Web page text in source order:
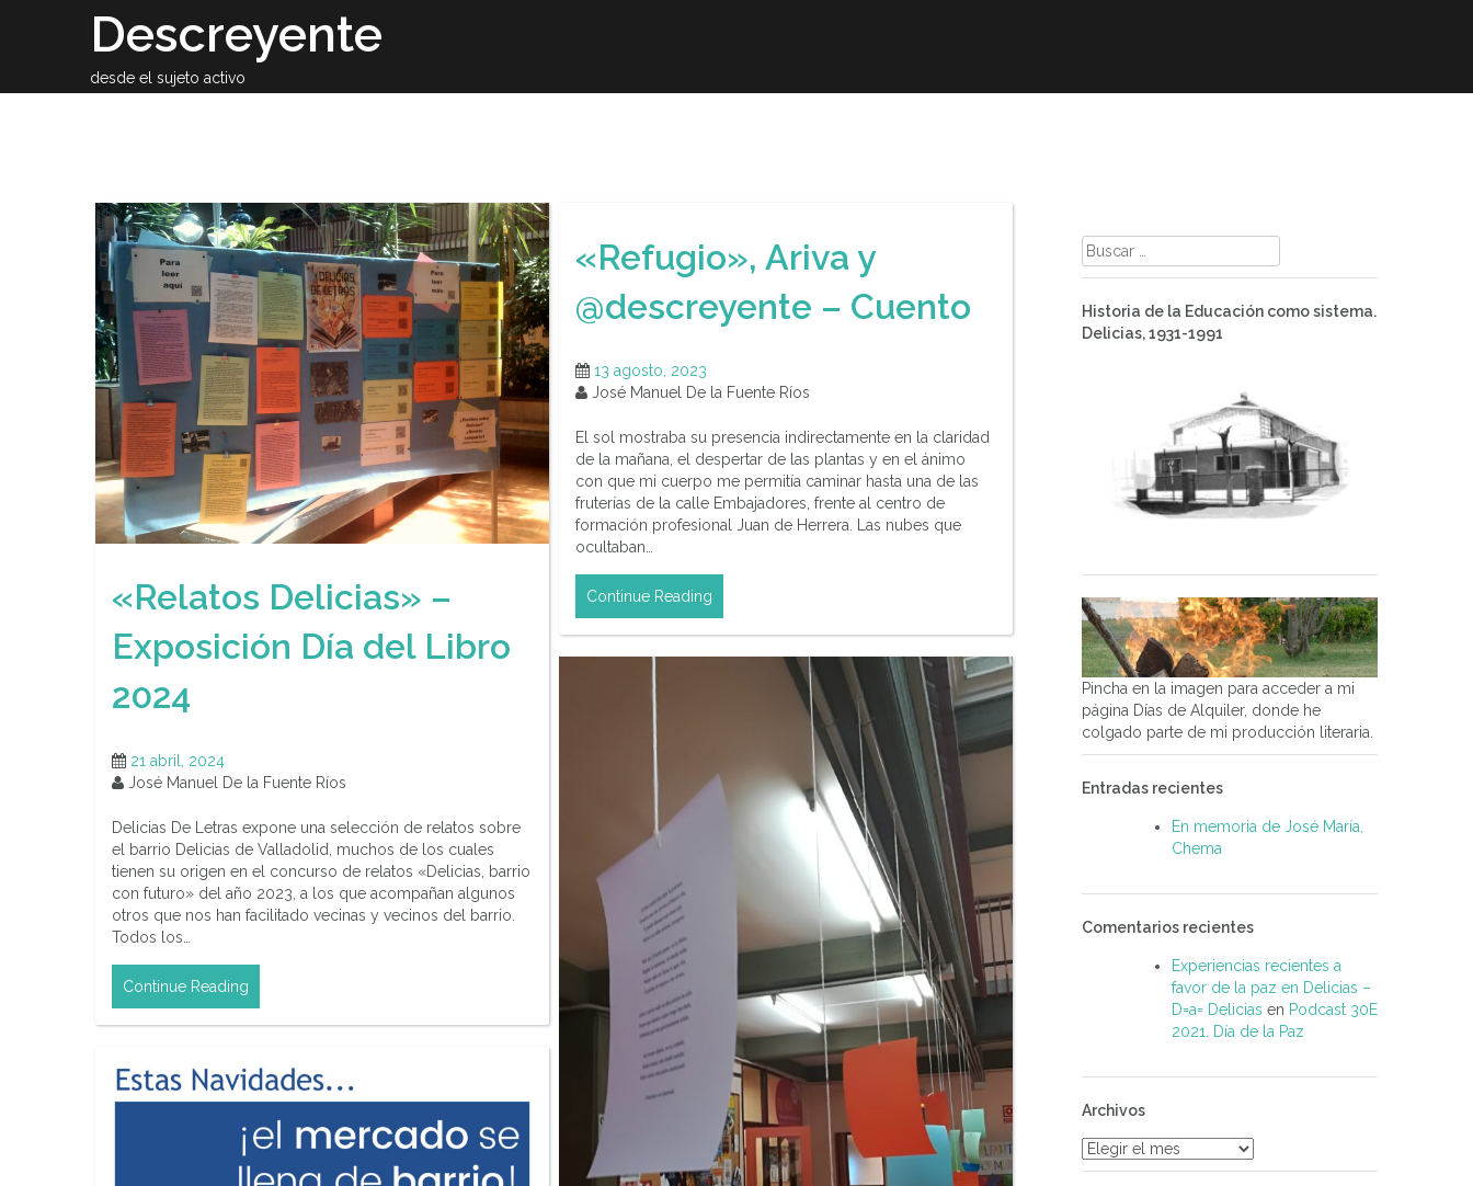
Descreyente
desde el sujeto activo
«Relatos Delicias» –
Exposición Día del Libro
2024
21 abril, 2024
José Manuel De la Fuente Ríos
Delicias De Letras expone una selección de relatos sobre
el barrio Delicias de Valladolid, muchos de los cuales
tienen su origen en el concurso de relatos «Delicias, barrio
con futuro» del año 2023, a los que acompañan algunos
otros que nos han facilitado vecinas y vecinos del barrio.
Todos los…
Continue Reading
«Refugio», Ariva y
@descreyente – Cuento
13 agosto, 2023
José Manuel De la Fuente Ríos
El sol mostraba su presencia indirectamente en la claridad
de la mañana, el despertar de las plantas y en el ánimo
con que mi cuerpo me permitía caminar hasta una de las
fruterías de la calle Embajadores, frente al centro de
formación profesional Juan de Herrera. Las nubes que
ocultaban…
Continue Reading
Buscar:
Historia de la Educación como sistema.
Delicias, 1931-1991
Pincha en la imagen para acceder a mi
página Días de Alquiler, donde he
colgado parte de mi producción literaria.
Entradas recientes
En memoria de José María,
Chema
Comentarios recientes
Experiencias recientes a
favor de la paz en Delicias –
D=a= Delicias en Podcast 30E
2021. Día de la Paz
Archivos
Archivos